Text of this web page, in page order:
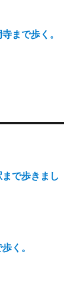
まで歩く。
で歩きまし
く。